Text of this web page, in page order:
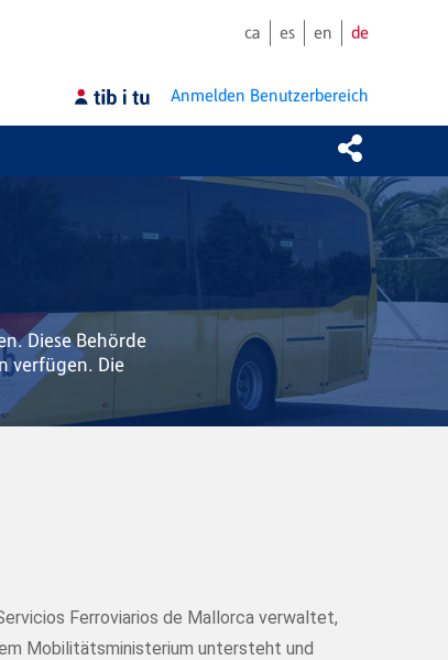
ca es en de
Anmelden Benutzerbereich
Diese Behörde
verfügen. Die
Ferroviarios de Mallorca verwaltet,
Mobilitätsministerium untersteht und